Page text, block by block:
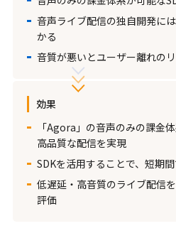
音声ライブ配信の独自開発に
かる
音質が悪いとユーザー離れの
効果
「Agora」の音声のみの課金
高品質な配信を実現
SDKを活用することで、短期
低遅延・高音質のライブ配信
評価